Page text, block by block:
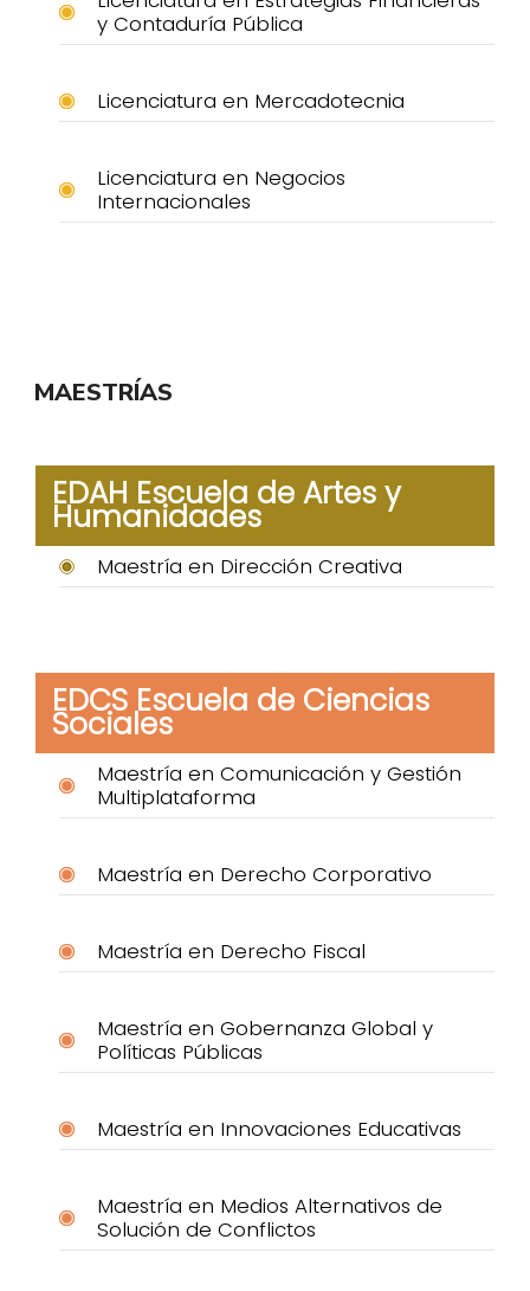
y Contaduría Pública
Licenciatura en Mercadotecnia
Licenciatura en Negocios
Internacionales
MAESTRÍAS
EDAH Escuela de Artes y
Humanidades
Maestría en Dirección Creativa
EDCS Escuela de Ciencias
Sociales
Maestría en Comunicación y Gestión
Multiplataforma
Maestría en Derecho Corporativo
Maestría en Derecho Fiscal
Maestría en Gobernanza Global y
Políticas Públicas
Maestría en Innovaciones Educativas
Maestría en Medios Alternativos de
Solución de Conflictos